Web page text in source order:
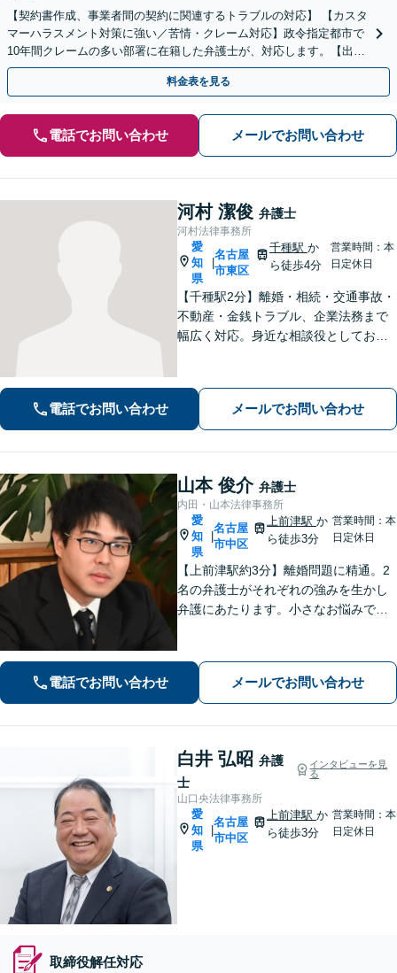
【契約書作成、事業者間の契約に関連するトラブルの対応】 【カスタ
マーハラスメント対策に強い／苦情・クレーム対応】政令指定都市で
10年間クレームの多い部署に在籍した弁護士が、対応します。【出張
相談・WEB面談対応】【休日・夜間相談可】
料金表を見る
電話でお問い合わせ メールでお問い合わせ
河村 潔俊 弁護士
河村法律事務所
愛
知
県
名古屋
市東区
千種駅 か
ら徒歩4分
営業時間：本
日定休日
【千種駅2分】離婚・相続・交通事故・
不動産・金銭トラブル、企業法務まで
幅広く対応。身近な相談役としてお悩
め、まずは気軽にご相談ください。
【土日祝対応可、夜間対応可】【オン
ライン対応可】
電話でお問い合わせ メールでお問い合わせ
山本 俊介 弁護士
内田・山本法律事務所
愛
知
県
|
名古屋
市中区
上前津駅か
ら徒歩3分
営業時間：本
日定休日
【上前津駅約3分】離婚問題に精通。2
名の弁護士がそれぞれの強みを生かし
弁護にあたります。小さなお悩みで
イスを行います！【初回相談無料】
電話でお問い合わせ メールでお問い合わせ
白井 弘昭 弁護
士
インタビューを見
る
山口央法律事務所
愛
知
県
|
名古屋
市中区
上前津駅か
ら徒歩3分
営業時間：本
日定休日
取締役解任対応